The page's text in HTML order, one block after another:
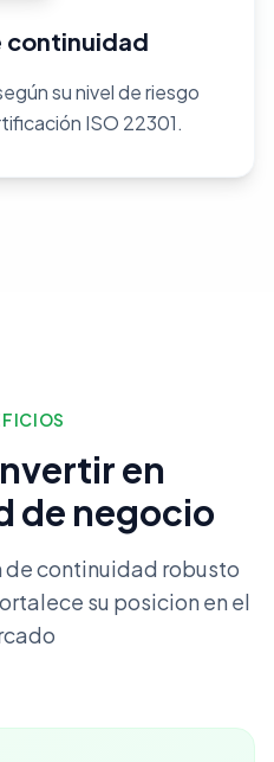
continuidad
su nivel de riesgo
ISO 22301.
en
de negocio
de continuidad robusto
su posicion en el